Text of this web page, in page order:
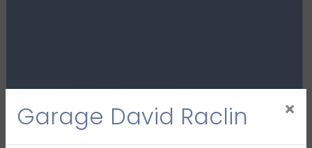
Garage David Raclin ×